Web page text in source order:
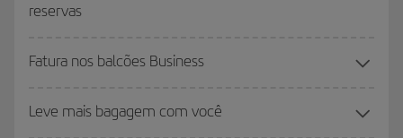
reservas
Fatura nos balcões Business
Leve mais bagagem com você